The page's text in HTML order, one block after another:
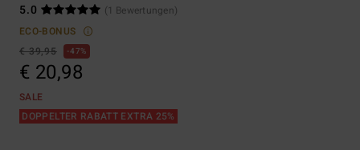
5.0
(1 Bewertungen)
ECO-BONUS
€ 39,95
47%
€ 20,98
SALE
DOPPELTER RABATT EXTRA 25%